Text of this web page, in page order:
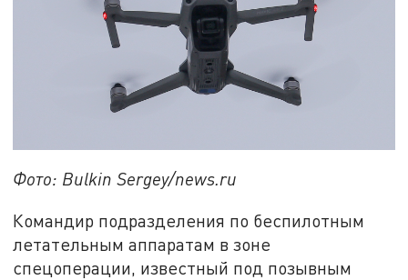
Фото: Bulkin Sergey/news.ru
Командир подразделения по беспилотным
летательным аппаратам в зоне
спецоперации, известный под позывным